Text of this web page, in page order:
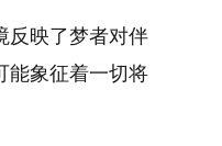
反映了梦者对伴
能象征着一切将